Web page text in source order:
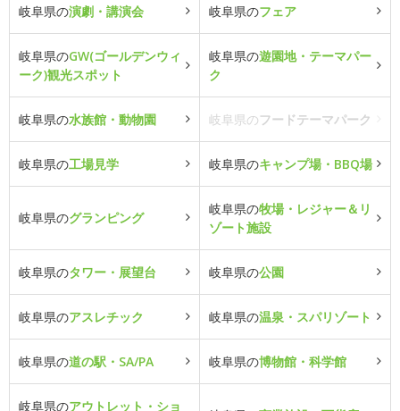
岐阜県の演劇・講演会 岐阜県のフェア
岐阜県のGW(ゴールデンウィ
ーク)観光スポット
岐阜県の遊園地・テーマパー
ク
岐阜県の水族館・動物園 岐阜県のフードテーマパーク
岐阜県の工場見学 岐阜県のキャンプ場・BBQ場
岐阜県のグランピング
岐阜県の牧場・レジャー＆リ
ゾート施設
岐阜県のタワー・展望台 岐阜県の公園
岐阜県のアスレチック 岐阜県の温泉・スパリゾート
岐阜県の道の駅・SA/PA 岐阜県の博物館・科学館
岐阜県のアウトレット・ショ